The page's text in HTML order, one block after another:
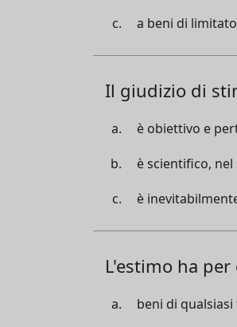
a beni di
Il giudizio di
è obiettivo e
è scientifico,
è
L'estimo ha
beni di